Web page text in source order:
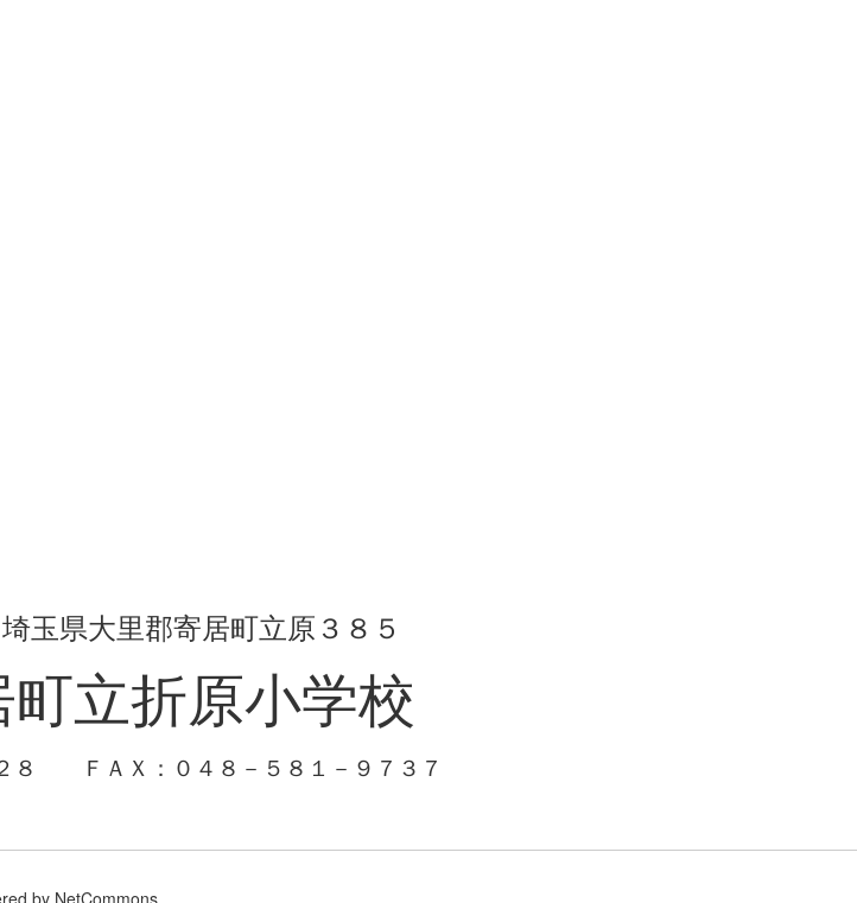
玉県大里郡寄居町立原３８５
町立折原小学校
２８ ＦＡＸ：０４８－５８１－９７３７